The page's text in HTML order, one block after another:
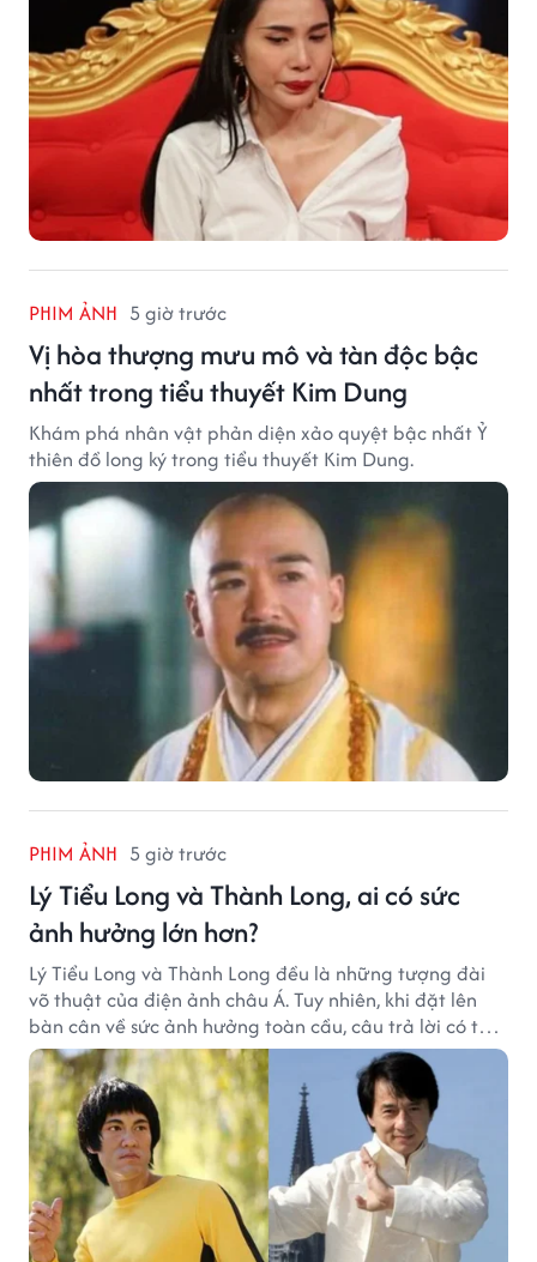
PHIM ẢNH 5 giờ trước
Vị hòa thượng mưu mô và tàn độc bậc
nhất trong tiểu thuyết Kim Dung
Khám phá nhân vật phản diện xảo quyệt bậc nhất Ỷ
thiên đồ long ký trong tiểu thuyết Kim Dung.
PHIM ẢNH 5 giờ trước
Lý Tiểu Long và Thành Long, ai có sức
ảnh hưởng lớn hơn?
Lý Tiểu Long và Thành Long đều là những tượng đài
võ thuật của điện ảnh châu Á. Tuy nhiên, khi đặt lên
bàn cân về sức ảnh hưởng toàn cầu, câu trả lời có thể
khiến nhiều khán giả bất ngờ.